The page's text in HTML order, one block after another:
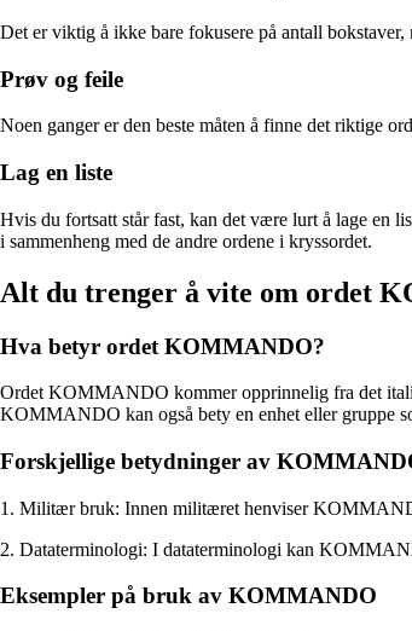
Det er viktig å ikke bare fokusere på antall
Prøv og feile
Noen ganger er den beste måten å finne det riktige
Lag en liste
Hvis du fortsatt står fast, kan det være lurt å lage en
i sammenheng med de andre ordene i kryssordet.
Alt du trenger å vite om ordet
Hva betyr ordet KOMMANDO?
Ordet KOMMANDO kommer opprinnelig fra det
KOMMANDO kan også bety en enhet eller gruppe
Forskjellige betydninger av
1. Militær bruk: Innen militæret henviser
2. Dataterminologi: I dataterminologi kan
Eksempler på bruk av KOMMANDO